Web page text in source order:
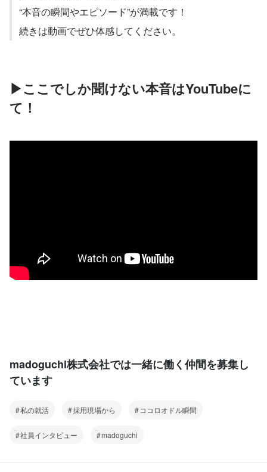
“本音の瞬間やエピソード”が満載です！
続きは動画でぜひ体感してください。
▶︎ここでしか聞けない本音はYouTubeに
て！
madoguchi株式会社では一緒に働く仲間を募集し
ています
私の就活 採用現場から ココロオドル瞬間
社員インタビュー madoguchi